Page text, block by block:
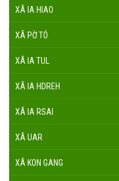
XÃ IA HIAO
XÃ PỜ TÓ
XÃ IA TUL
XÃ IA HDREH
XÃ IA RSAI
XÃ UAR
XÃ KON GANG